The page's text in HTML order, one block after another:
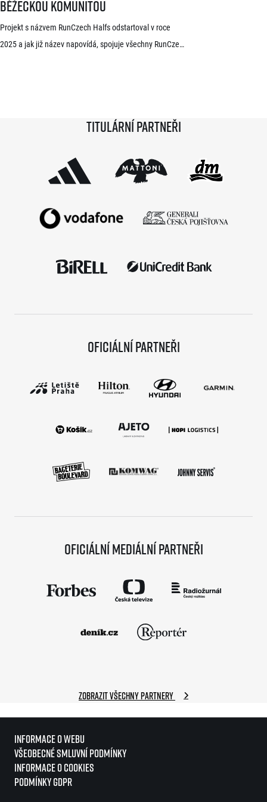
běžeckou komunitou
Projekt s názvem RunCzech Halfs odstartoval v roce
2025 a jak již název napovídá, spojuje všechny RunCzech
sezónu a od startu tak uběhlo teprve 18 měsíců,
Titulární partneři
Oficiální partneři
Oficiální mediální partneři
Zobrazit všechny partnery
Informace o webu
Všeobecné smluvní podmínky
Informace o cookies
Podmínky GDPR